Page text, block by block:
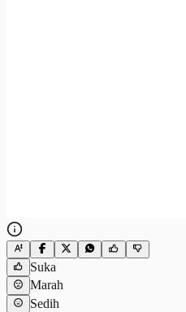
Suka
Marah
Sedih